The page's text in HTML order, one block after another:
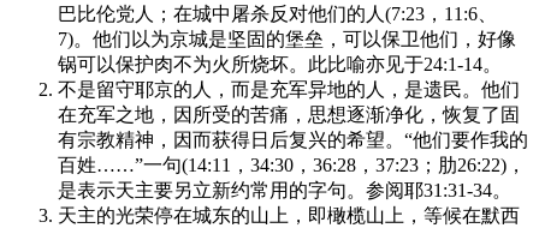
巴比伦党人；在城中屠杀反对他们的人(7:23，11:6、
7)。他们以为京城是坚固的堡垒，可以保卫他们，好像
锅可以保护肉不为火所烧坏。此比喻亦见于24:1-14。
不是留守耶京的人，而是充军异地的人，是遗民。他们
在充军之地，因所受的苦痛，思想逐渐净化，恢复了固
有宗教精神，因而获得日后复兴的希望。“他们要作我的
百姓……”一句(14:11，34:30，36:28，37:23；肋26:22)，
是表示天主要另立新约常用的字句。参阅耶31:31-34。
天主的光荣停在城东的山上，即橄榄山上，等候在默西